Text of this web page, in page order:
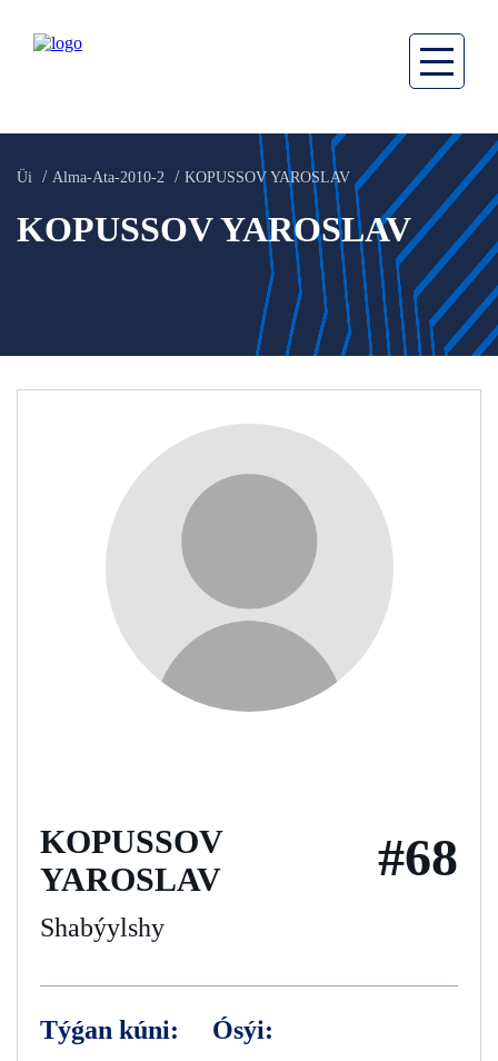
Üi Alma-Аta-2010-2 KOPUSSOV YAROSLAV
KOPUSSOV YAROSLAV
KOPUSSOV
YAROSLAV
Shabýylshy
#68
Týǵan kúni:
Ósýi: